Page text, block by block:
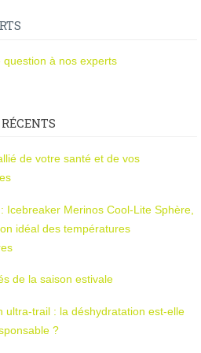
question à nos experts
de votre santé et de vos
Icebreaker Merinos Cool-Lite Sphère,
idéal des températures
de la saison estivale
ultra-trail : la déshydratation est-elle
?